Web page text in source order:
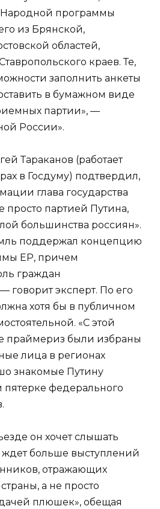
программы
из Брянской,
областей,
краев. Те,
заполнить анкеты
в бумажном виде
партии», —
России».
Тараканов (работает
в Госдуму) подтвердил,
глава государства
просто партией Путина,
большинства россиян».
поддержал концепцию
ЕР, причем
граждан
говорит эксперт. По его
хотя бы в публичном
«С этой
праймериз были избраны
лица в регионах
знакомые Путину
федерального
он хочет слышать
ждет больше выступлений
отражающих
а не просто
плюшек», обещая